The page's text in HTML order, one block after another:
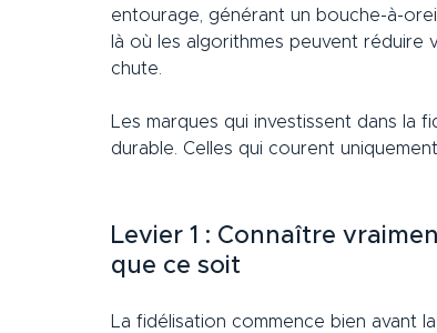
entourage, générant un bouche-à-
là où les algorithmes peuvent
chute.
Les marques qui investissent dans la
durable. Celles qui courent
Levier 1 : Connaître
que ce soit
La fidélisation commence bien avant